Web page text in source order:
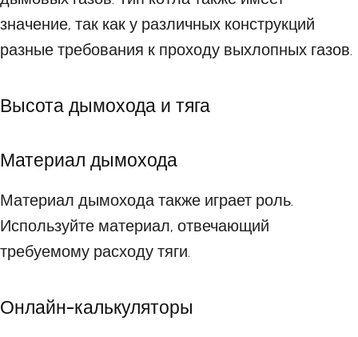
значение, так как у различных конструкций
разные требования к проходу выхлопных газов.
Высота дымохода и тяга
Материал дымохода
Материал дымохода также играет роль.
Используйте материал, отвечающий
требуемому расходу тяги.
Онлайн-калькуляторы